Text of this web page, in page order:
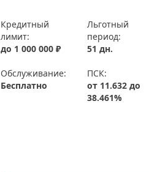
Кредитный
лимит:
до 1 000 000 ₽
Льготный
период:
51 дн.
Обслуживание:
Бесплатно